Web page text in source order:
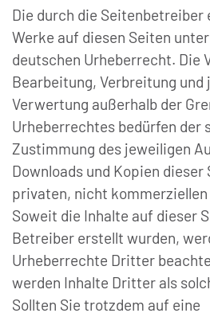
Die durch die Seitenbetreiber
Werke auf diesen Seiten
deutschen Urheberrecht. Die
Bearbeitung, Verbreitung und
Verwertung außerhalb der
Urheberrechtes bedürfen der
Zustimmung des jeweiligen
Downloads und Kopien
privaten, nicht
Soweit die Inhalte auf dieser
Betreiber erstellt wurden,
Urheberrechte Dritter
werden Inhalte Dritter als
Sollten Sie trotzdem auf eine